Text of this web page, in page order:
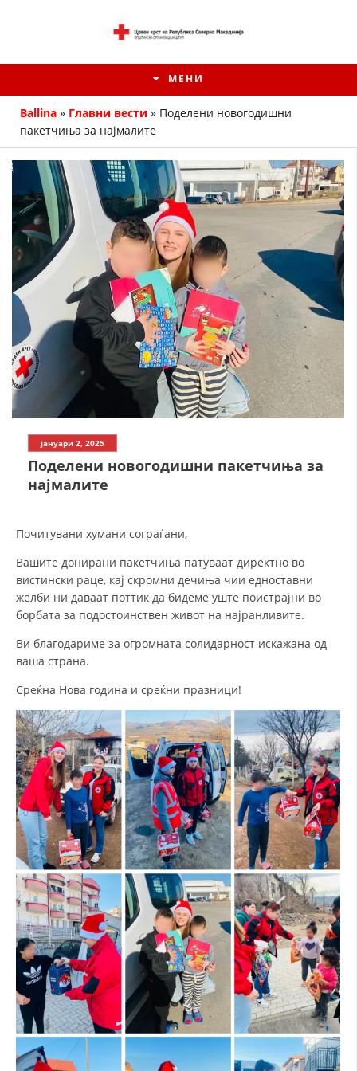
МЕНИ
ИСТОРИЈАТ НА ЦКРМ
ИСТОРИЈАТ НА ДВИЖЕЊЕТО
СТРУКТУРА НА ОРГАНИЗАЦИЈАТА
КОНТАКТ ИНФОРМАЦИИ
ОРГАНИЗАЦИЈА И РАЗВОЈ
РАКОВОДЕН ОДБОР
ДИСЕМИНАЦИЈА
MЕЃУНАРОДНО ХУМАНИТАРНО ПРАВО
ПРОМОЦИЈА НА ХУМАНИ ВРЕДНОСТИ
УПОТРЕБА И ЗАШТИТА НА АМБЛЕМОТ
СОЦИЈАЛНО ХУМАНИТАРНА ДЕЈНОСТ
КАКО ДА ДОНИРАТЕ
ПОДГОТВЕНОСТ И ДЕЈСТВО ПРИ КАТАСТРОФИ
ТИМОВИ НА ООЦК
СПАСИТЕЛНА СТАНИЦА ВОДНО
ПРОЕКТИ – ПОДГОТВЕНОСТ И ДЕЈСТВУВАЊЕ ПРИ КАТАСТРОФИ
ОДНОСИ СО ЈАВНОСТ
ИСТРАЖУВАЊЕ НА ЈАВНО МИСЛЕЊЕ
Ballina » Главни вести » Поделени новогодишни
пакетчиња за најмалите
јануари 2, 2025
Поделени новогодишни пакетчиња за
најмалите
Почитувани хумани сограѓани,
Вашите донирани пакетчиња патуваат директно во
вистински раце, кај скромни дечиња чии едноставни
желби ни даваат поттик да бидеме уште поистрајни во
борбата за подостоинствен живот на најранливите.
Ви благодариме за огромната солидарност искажана од
ваша страна.
Среќна Нова година и среќни празници!